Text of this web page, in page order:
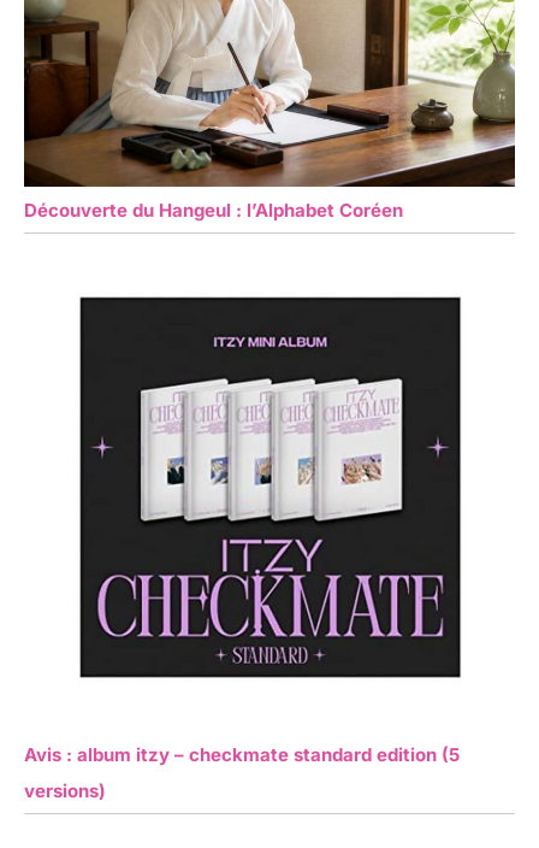
Découverte du Hangeul : l’Alphabet Coréen
Avis : album itzy – checkmate standard edition (5
versions)